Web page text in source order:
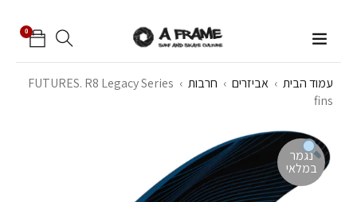
0
עמוד הבית › אביזרים › חרבות ›
FUTURES. R8 Legacy Series
fins
נגמר
במלאי